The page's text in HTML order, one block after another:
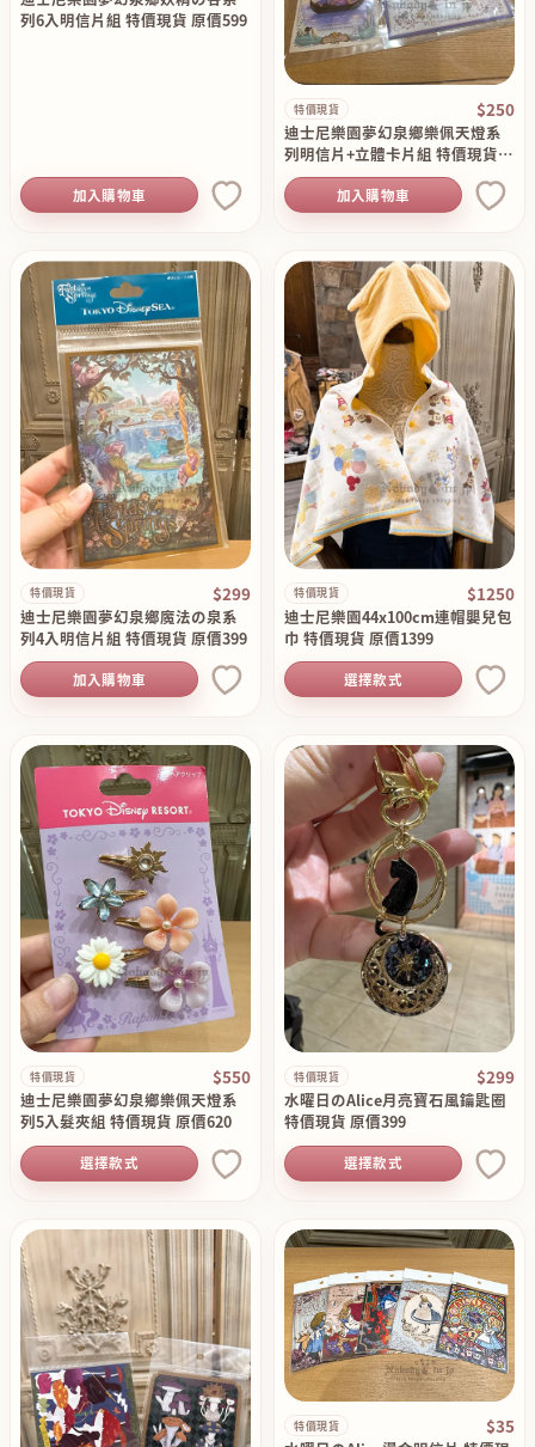
列6入明信片組 特價現貨 原價599
加入購物車
特價現貨 $250
迪士尼樂園夢幻泉鄉樂佩天燈系
列明信片+立體卡片組 特價現貨
原價330
加入購物車
特價現貨 $299
迪士尼樂園夢幻泉鄉魔法の泉系
列4入明信片組 特價現貨 原價399
加入購物車
特價現貨 $1250
迪士尼樂園44x100cm連帽嬰兒包
巾 特價現貨 原價1399
選擇款式
特價現貨 $550
迪士尼樂園夢幻泉鄉樂佩天燈系
列5入髮夾組 特價現貨 原價620
選擇款式
特價現貨 $299
水曜日のAlice月亮寶石風鑰匙圈
特價現貨 原價399
選擇款式
特價現貨 $35